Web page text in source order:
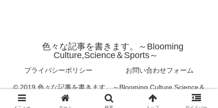
色々な記事を書きます。～Blooming
Culture,Science＆Sports～
プライバシーポリシー お問い合わせフォーム
© 2019 色々な記事を書きます。～Blooming Culture,Science＆
Sports～.